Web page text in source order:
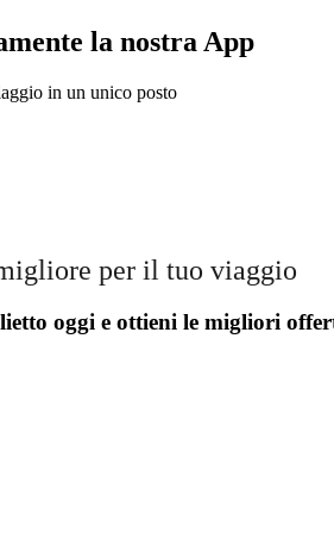
la nostra App
in un unico posto
per il tuo viaggio
oggi e ottieni le migliori